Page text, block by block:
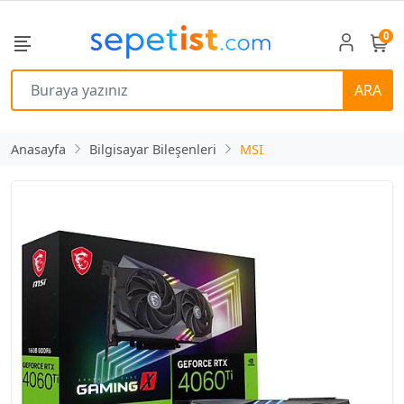
ARA
0
Anasayfa Bilgisayar Bileşenleri MSI